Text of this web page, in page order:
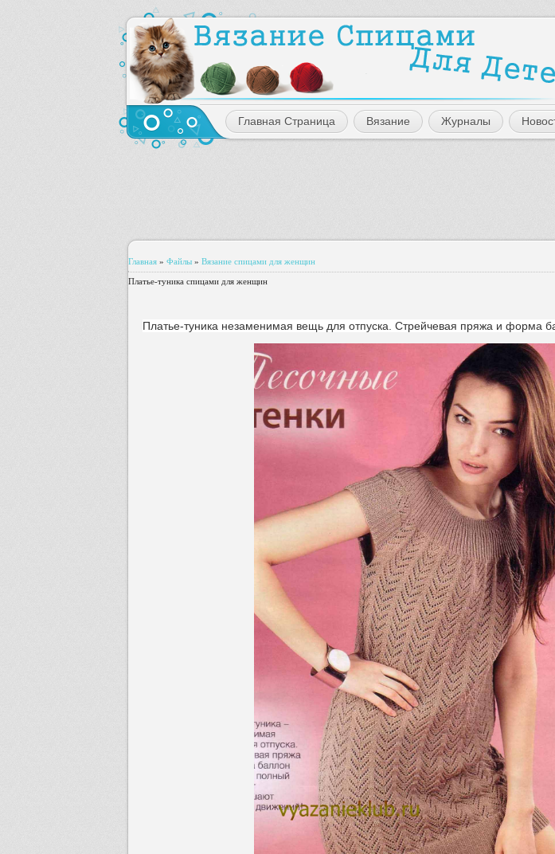
Главная Страница Вязание Журналы
Главная » Файлы » Вязание спицами для женщин
Платье-туника спицами для женщин
Платье-туника незаменимая вещь для отпуска. Стрейчевая пряжа и форма